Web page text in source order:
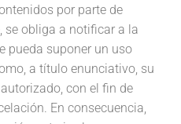
por parte de
se obliga a notificar a la
pueda suponer un uso
a título enunciativo, su
con el fin de
En consecuencia,